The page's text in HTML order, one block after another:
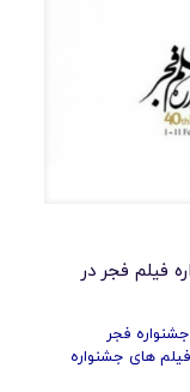
فیلم فجر در
بهمن ماه در جشنواره فجر
های جشنواره